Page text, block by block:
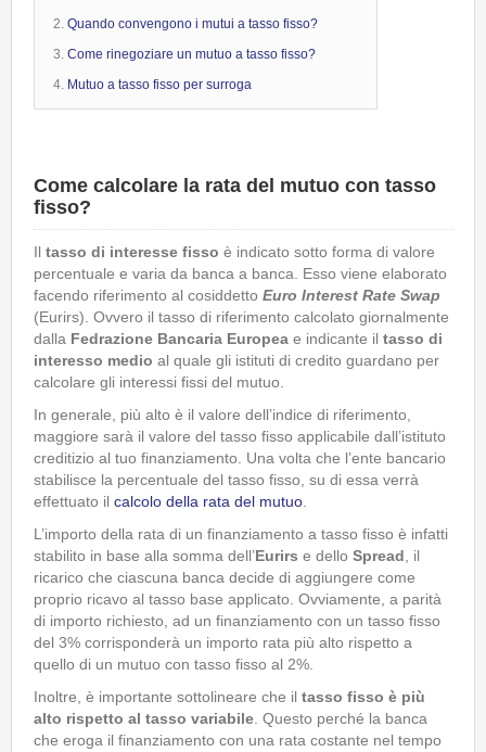
Quando convengono i mutui a tasso fisso?
Come rinegoziare un mutuo a tasso fisso?
Mutuo a tasso fisso per surroga
Come calcolare la rata del mutuo con tasso
fisso?
Il tasso di interesse fisso è indicato sotto forma di valore
percentuale e varia da banca a banca. Esso viene elaborato
facendo riferimento al cosiddetto Euro Interest Rate Swap
(Eurirs). Ovvero il tasso di riferimento calcolato giornalmente
dalla Fedrazione Bancaria Europea e indicante il tasso di
interesso medio al quale gli istituti di credito guardano per
calcolare gli interessi fissi del mutuo.
In generale, più alto è il valore dell’indice di riferimento,
maggiore sarà il valore del tasso fisso applicabile dall’istituto
creditizio al tuo finanziamento. Una volta che l’ente bancario
stabilisce la percentuale del tasso fisso, su di essa verrà
effettuato il calcolo della rata del mutuo
L’importo della rata di un finanziamento a tasso fisso è infatti
stabilito in base alla somma dell’Eurirs e dello Spread , il
ricarico che ciascuna banca decide di aggiungere come
proprio ricavo al tasso base applicato. Ovviamente, a parità
di importo richiesto, ad un finanziamento con un tasso fisso
del 3% corrisponderà un importo rata più alto rispetto a
quello di un mutuo con tasso fisso al 2%.
Inoltre, è importante sottolineare che il tasso fisso è più
alto rispetto al tasso variabile . Questo perché la banca
che eroga il finanziamento con una rata costante nel tempo